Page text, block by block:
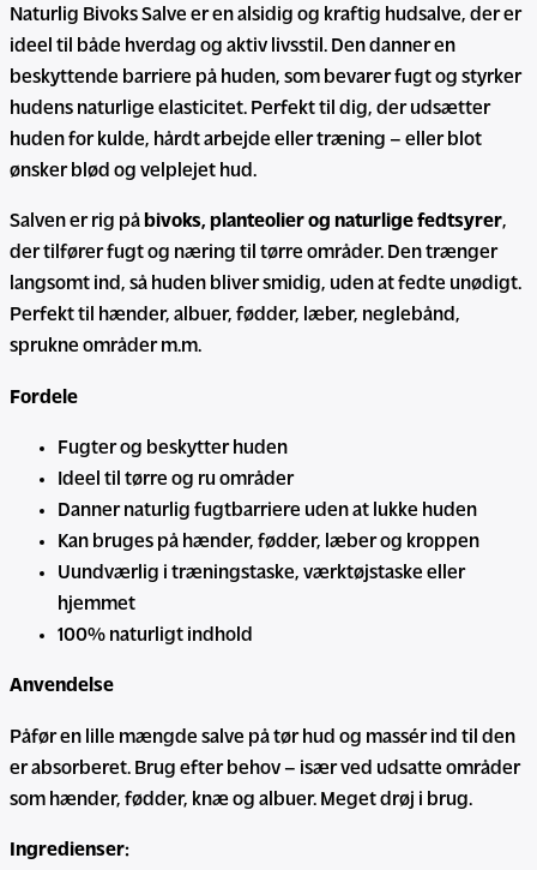
Naturlig Bivoks Salve er en alsidig og kraftig hudsalve, der er
ideel til både hverdag og aktiv livsstil. Den danner en
beskyttende barriere på huden, som bevarer fugt og styrker
hudens naturlige elasticitet. Perfekt til dig, der udsætter
huden for kulde, hårdt arbejde eller træning – eller blot
ønsker blød og velplejet hud.
Salven er rig påbivoks, planteolier og naturlige fedtsyrer,
der tilfører fugt og næring til tørre områder. Den trænger
langsomt ind, så huden bliver smidig, uden at fedte unødigt.
Perfekt til hænder, albuer, fødder, læber, neglebånd,
sprukne områder m.m.
Fordele
Fugter og beskytter huden
Ideel til tørre og ru områder
Danner naturlig fugtbarriere uden at lukke huden
Kan bruges på hænder, fødder, læber og kroppen
Uundværlig i træningstaske, værktøjstaske eller
hjemmet
100% naturligt indhold
Anvendelse
Påfør en lille mængde salve på tør hud og massér ind til den
er absorberet. Brug efter behov – især ved udsatte områder
som hænder, fødder, knæ og albuer. Meget drøj i brug.
Ingredienser: